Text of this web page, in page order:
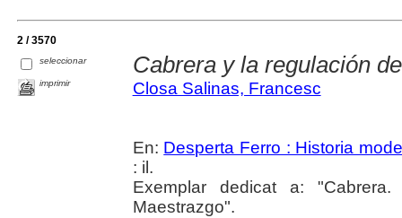
2 / 3570
seleccionar
imprimir
Cabrera y la regulación
Closa Salinas, Francesc
En: Desperta Ferro : Historia
: il.
Exemplar dedicat a:
Maestrazgo".